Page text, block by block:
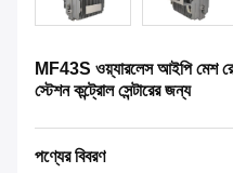
MF43S ওয়্যারলেস আইপি মেশ
স্টেশন কন্ট্রোল সেন্টারের জন্য
পণ্যের বিবরণ